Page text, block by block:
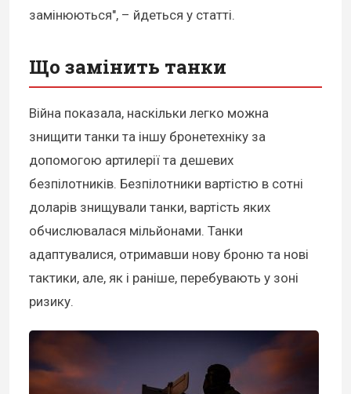
замінюються", – йдеться у статті.
Що замінить танки
Війна показала, наскільки легко можна
знищити танки та іншу бронетехніку за
допомогою артилерії та дешевих
безпілотників. Безпілотники вартістю в сотні
доларів знищували танки, вартість яких
обчислювалася мільйонами. Танки
адаптувалися, отримавши нову броню та нові
тактики, але, як і раніше, перебувають у зоні
ризику.